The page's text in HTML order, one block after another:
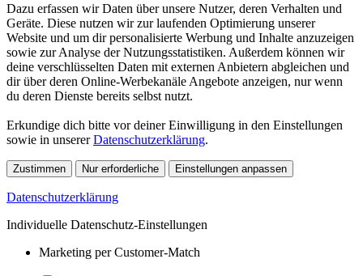
Dazu erfassen wir Daten über unsere Nutzer, deren Verhalten und
Geräte. Diese nutzen wir zur laufenden Optimierung unserer
Website und um dir personalisierte Werbung und Inhalte anzuzeigen
sowie zur Analyse der Nutzungsstatistiken. Außerdem können wir
deine verschlüsselten Daten mit externen Anbietern abgleichen und
dir über deren Online-Werbekanäle Angebote anzeigen, nur wenn
du deren Dienste bereits selbst nutzt.
Erkundige dich bitte vor deiner Einwilligung in den Einstellungen
sowie in unsererDatenschutzerklärung.
Zustimmen Nur erforderliche Einstellungen anpassen
Datenschutzerklärung
Individuelle Datenschutz-Einstellungen
Marketing per Customer-Match